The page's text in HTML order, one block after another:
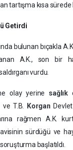
tartışma kısa
Getirdi
bulunan bıçakla
A.K., son bir
vurdu.
olay yerine sağlık
T.B.
Korgan Devlet
rağmen A.K.
sürdüğü ve
başlatıldı.